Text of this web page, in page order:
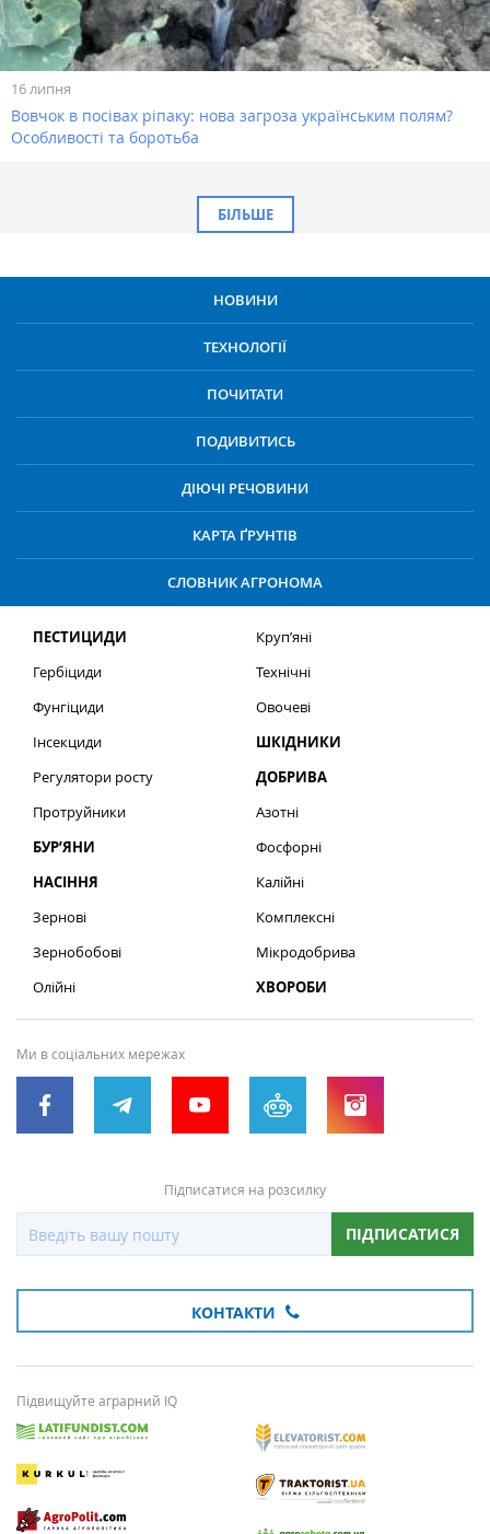
16 липня
Вовчок в посівах ріпаку: нова загроза українським полям?
Особливості та боротьба
БІЛЬШЕ
НОВИНИ
ТЕХНОЛОГІЇ
ПОЧИТАТИ
ПОДИВИТИСЬ
ДІЮЧІ РЕЧОВИНИ
КАРТА ҐРУНТІВ
СЛОВНИК АГРОНОМА
ПЕСТИЦИДИ
Гербіциди
Фунгіциди
Інсекциди
Регулятори росту
Протруйники
БУР’ЯНИ
НАСІННЯ
Зернові
Зернобобові
Олійні
Круп’яні
Технічні
Овочеві
ШКІДНИКИ
ДОБРИВА
Азотні
Фосфорні
Калійні
Комплексні
Мікродобрива
ХВОРОБИ
Ми в соціальних мережах
Підписатися на розсилку
ПІДПИСАТИСЯ
КОНТАКТИ
Підвищуйте аграрний IQ